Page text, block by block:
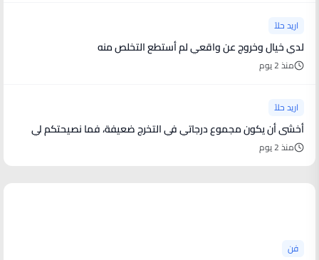
اريد حلاً
لدي خيال وخروج عن واقعي لم أستطع التخلص منه
منذ 2 يوم
اريد حلاً
أخشى أن يكون مجموع درجاتي في التخرج ضعيفة، فما نصيحتكم لي
منذ 2 يوم
فن